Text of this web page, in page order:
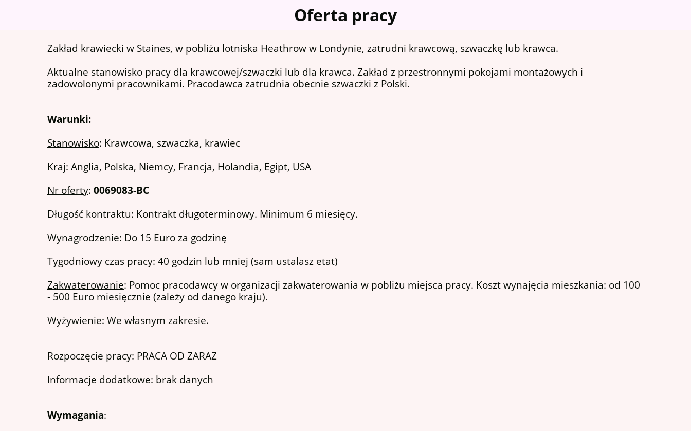
Oferta pracy
Zakład krawiecki w Staines, w pobliżu lotniska Heathrow w Londynie, zatrudni krawcową, szwaczkę lub krawca.
Aktualne stanowisko pracy dla krawcowej/szwaczki lub dla krawca. Zakład z przestronnymi pokojami montażowych i
zadowolonymi pracownikami. Pracodawca zatrudnia obecnie szwaczki z Polski.
Warunki:
Stanowisko: Krawcowa, szwaczka, krawiec
Kraj: Anglia, Polska, Niemcy, Francja, Holandia, Egipt, USA
Nr oferty: 0069083-BC
Długość kontraktu: Kontrakt długoterminowy. Minimum 6 miesięcy.
Wynagrodzenie: Do 15 Euro za godzinę
Tygodniowy czas pracy: 40 godzin lub mniej (sam ustalasz etat)
Zakwaterowanie: Pomoc pracodawcy w organizacji zakwaterowania w pobliżu miejsca pracy. Koszt wynajęcia mieszkania: od 100
- 500 Euro miesięcznie (zależy od danego kraju).
Wyżywienie: We własnym zakresie.
Rozpoczęcie pracy: PRACA OD ZARAZ
Informacje dodatkowe: brak danych
Wymagania: